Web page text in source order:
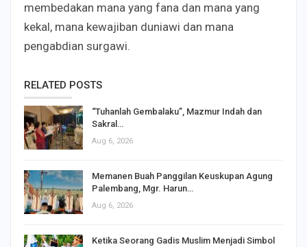
membedakan mana yang fana dan mana yang
kekal, mana kewajiban duniawi dan mana
pengabdian surgawi.
RELATED POSTS
“Tuhanlah Gembalaku”, Mazmur Indah dan
Sakral…
Aug 6, 2026
Memanen Buah Panggilan Keuskupan Agung
Palembang, Mgr. Harun…
Aug 6, 2026
Ketika Seorang Gadis Muslim Menjadi Simbol